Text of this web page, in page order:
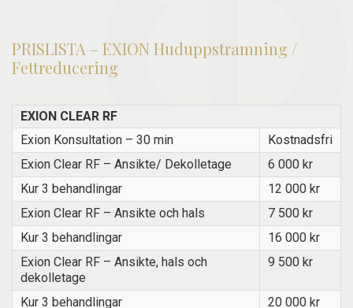
PRISLISTA – EXION Huduppstramning /
Fettreducering
EXION CLEAR RF
Exion Konsultation – 30 min
Kostnadsfri
Exion Clear RF – Ansikte/ Dekolletage
6 000 kr
Kur 3 behandlingar
12 000 kr
Exion Clear RF – Ansikte och hals
7 500 kr
Kur 3 behandlingar
16 000 kr
Exion Clear RF – Ansikte, hals och
dekolletage
9 500 kr
Kur 3 behandlingar 20 000 kr